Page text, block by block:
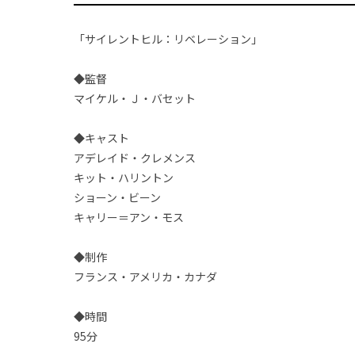
「サイレントヒル：リベレーション」
◆監督
マイケル・Ｊ・バセット
◆キャスト
アデレイド・クレメンス
キット・ハリントン
ショーン・ビーン
キャリー＝アン・モス
◆制作
フランス・アメリカ・カナダ
◆時間
95分